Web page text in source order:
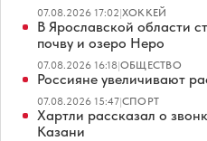
07.08.2026 17:02|ХОККЕЙ
В Ярославской области
почву и озеро Неро
07.08.2026 16:18|ОБЩЕСТВО
Россияне увеличивают
07.08.2026 15:47|СПОРТ
Хартли рассказал о
Казани